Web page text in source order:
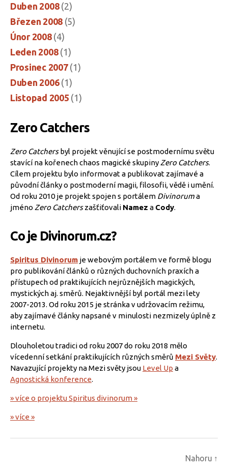
Duben 2008(2)
Březen 2008 (5)
Únor 2008(4)
Leden 2008(1)
Prosinec 2007(1)
Duben 2006(1)
Listopad 2005 (1)
Zero Catchers
Zero Catchersbyl projekt věnující se postmodernímu světu
stavící na kořenech chaos magické skupiny Zero Catchers.
Cílem projektu bylo informovat a publikovat zajímavé a
původní články o postmoderní magii, filosofii, vědě i umění.
Od roku 2010 je projekt spojen s portálem Divinoruma
jméno Zero Catcherszašťiťovali Namez a Cody.
Co je Divinorum.cz?
Spiritus Divinorum je webovým portálem ve formě blogu
pro publikování článků o různých duchovních praxích a
přístupech od praktikujících nejrůznějších magických,
mystických aj. směrů. Nejaktivnější byl portál mezi lety
2007-2013. Od roku 2015 je stránka v udržovacím režimu,
aby zajímavé články napsané v minulosti nezmizely úplně z
internetu.
Dlouholetou tradici od roku 2007 do roku 2018 mělo
vícedenní setkání praktikujících různých směrů Mezi Světy.
Navazující projekty na Mezi světy jsou Level Up a
Agnostická konference.
» více o projektu Spiritus divinorum »
» více »
Nahoru ↑